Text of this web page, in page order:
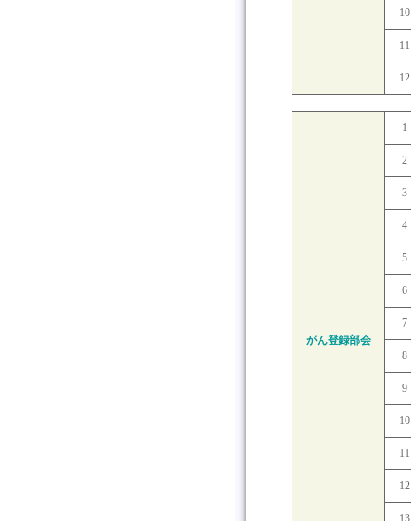
10
11
12
がん登録部会
1
2
3
4
5
6
7
8
9
10
11
12
13